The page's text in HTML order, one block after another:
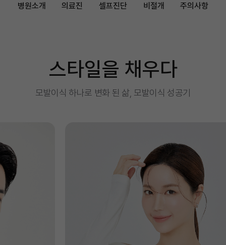
병원소개 의료진 셀프진단 비절개 주의사항
스타일을 채우다
모발이식 하나로 변화 된 삶, 모발이식 성공기